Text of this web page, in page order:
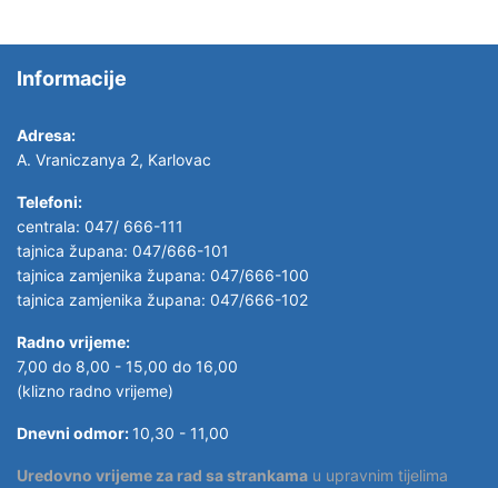
Informacije
Adresa:
A. Vraniczanya 2, Karlovac
Telefoni:
centrala: 047/ 666-111
tajnica župana: 047/666-101
tajnica zamjenika župana: 047/666-100
tajnica zamjenika župana: 047/666-102
Radno vrijeme:
7,00 do 8,00 - 15,00 do 16,00
(klizno radno vrijeme)
Dnevni odmor: 10,30 - 11,00
Uredovno vrijeme za rad sa strankama u upravnim tijelima